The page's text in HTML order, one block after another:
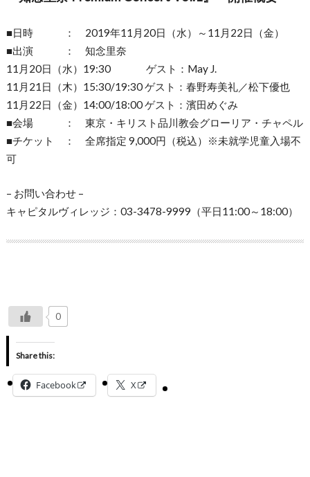
■日時 ： 2019年11月20日（水）～11月22日（金）
■出演 ： 知念里奈
11月20日（水）19:30 ゲスト：May J.
11月21日（木）15:30/19:30 ゲスト：春野寿美礼／松下優也
11月22日（金）14:00/18:00 ゲスト：濱田めぐみ
■会場 ： 東京・キリスト品川教会グローリア・チャペル
■チケット ： 全席指定 9,000円（税込）※未就学児童入場不
可
– お問い合わせ –
キャピタルヴィレッジ：03-3478-9999（平日11:00～18:00）
0
Share this:
Facebook X